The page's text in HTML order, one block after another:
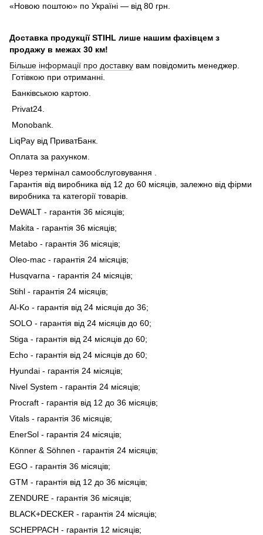
«Новою поштою» по Україні — від 80 грн.
Доставка продукції STIHL лише нашим фахівцем з
продажу в межах 30 км!
Більше інформації про доставку вам повідомить менеджер.
Готівкою при отриманні.
Банківською картою.
Privat24.
Monobank.
LiqPay від ПриватБанк.
Оплата за рахунком.
Через термінал самообслуговування .
Гарантія від виробника від 12 до 60 місяців, залежно від фірми
виробника та категорії товарів.
DeWALT - гарантія 36 місяців;
Makita - гарантія 36 місяців;
Metabo - гарантія 36 місяців;
Oleo-mac - гарантія 24 місяців;
Husqvarna - гарантія 24 місяців;
Stihl - гарантія 24 місяців;
Al-Ko - гарантія від 24 місяців до 36;
SOLO - гарантія від 24 місяців до 60;
Stiga - гарантія від 24 місяців до 60;
Echo - гарантія від 24 місяців до 60;
Hyundai - гарантія 24 місяців;
Nivel System - гарантія 24 місяців;
Procraft - гарантія від 12 до 36 місяців;
Vitals - гарантія 36 місяців;
EnerSol - гарантія 24 місяців;
Könner & Söhnen - гарантія 24 місяців;
EGO - гарантія 36 місяців;
GTM - гарантія від 12 до 36 місяців;
ZENDURE - гарантія 36 місяців;
BLACK+DECKER - гарантія 24 місяців;
SCHEPPACH - гарантія 12 місяців;